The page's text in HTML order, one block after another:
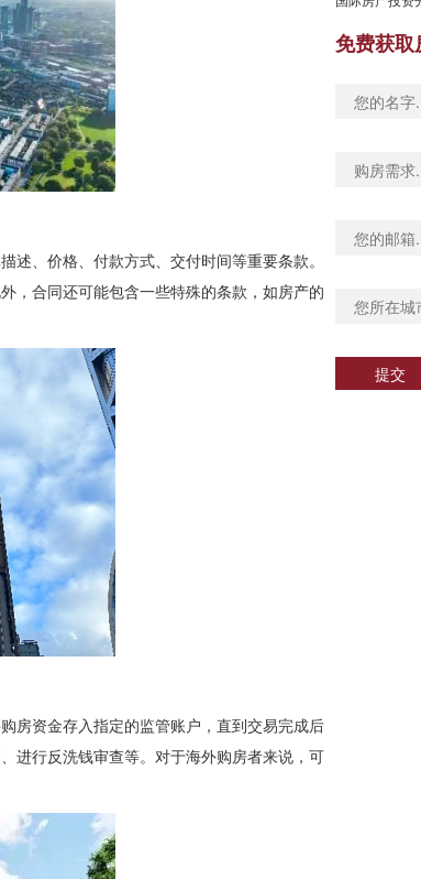
、价格、付款方式、交付时间等重要条款。
，合同还可能包含一些特殊的条款，如房产的
房资金存入指定的监管账户，直到交易完成后
进行反洗钱审查等。对于海外购房者来说，可
免费获取
提交